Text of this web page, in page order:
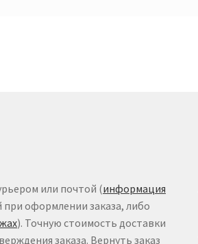
или почтой (информация
оформлении заказа, либо
). Точную стоимость доставки
заказа. Вернуть заказ